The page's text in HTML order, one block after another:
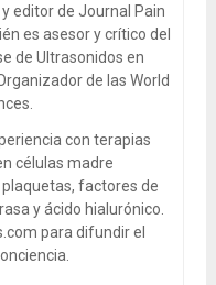
editor de Journal Pain
es asesor y crítico del
de Ultrasonidos en
de las World
con terapias
células madre
factores de
y ácido hialurónico.
para difundir el